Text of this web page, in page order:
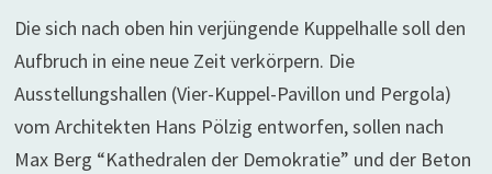
Die sich nach oben hin verjüngende Kuppelhalle soll den
Aufbruch in eine neue Zeit verkörpern. Die
Ausstellungshallen (Vier-Kuppel-Pavillon und Pergola)
vom Architekten Hans Pölzig entworfen, sollen nach
Max Berg “Kathedralen der Demokratie” und der Beton